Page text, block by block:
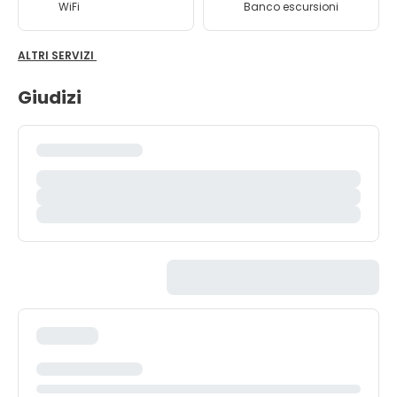
WiFi Banco escursioni
ALTRI SERVIZI
Giudizi